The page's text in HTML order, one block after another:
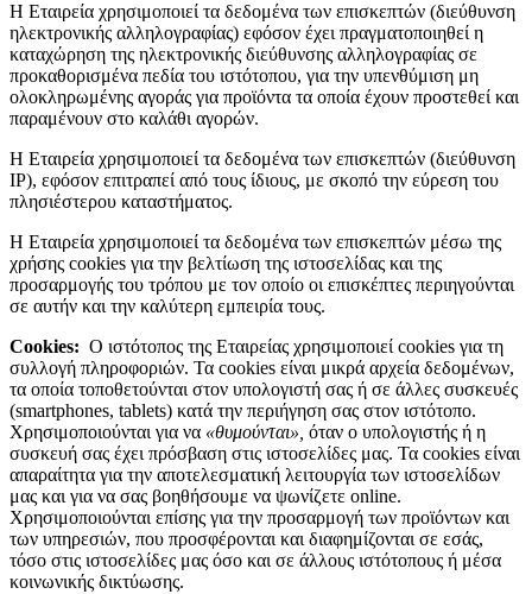
Η Εταιρεία χρησιμοποιεί τα δεδομένα των επισκεπτών (διεύθυνση
ηλεκτρονικής αλληλογραφίας) εφόσον έχει πραγματοποιηθεί η
καταχώρηση της ηλεκτρονικής διεύθυνσης αλληλογραφίας σε
προκαθορισμένα πεδία του ιστότοπου, για την υπενθύμιση μη
ολοκληρωμένης αγοράς για προϊόντα τα οποία έχουν προστεθεί και
παραμένουν στο καλάθι αγορών.
Η Εταιρεία χρησιμοποιεί τα δεδομένα των επισκεπτών (διεύθυνση
IP), εφόσον επιτραπεί από τους ίδιους, με σκοπό την εύρεση του
πλησιέστερου καταστήματος.
Η Εταιρεία χρησιμοποιεί τα δεδομένα των επισκεπτών μέσω της
χρήσης cookies για την βελτίωση της ιστοσελίδας και της
προσαρμογής του τρόπου με τον οποίο οι επισκέπτες περιηγούνται
σε αυτήν και την καλύτερη εμπειρία τους.
Cookies: Ο ιστότοπος της Εταιρείας χρησιμοποιεί cookies για τη
συλλογή πληροφοριών. Τα cookies είναι μικρά αρχεία δεδομένων,
τα οποία τοποθετούνται στον υπολογιστή σας ή σε άλλες συσκευές
(smartphones, tablets) κατά την περιήγηση σας στον ιστότοπο.
Χρησιμοποιούνται για να «θυμούνται», όταν ο υπολογιστής ή η
συσκευή σας έχει πρόσβαση στις ιστοσελίδες μας. Τα cookies είναι
απαραίτητα για την αποτελεσματική λειτουργία των ιστοσελίδων
μας και για να σας βοηθήσουμε να ψωνίζετε online.
Χρησιμοποιούνται επίσης για την προσαρμογή των προϊόντων και
των υπηρεσιών, που προσφέρονται και διαφημίζονται σε εσάς,
τόσο στις ιστοσελίδες μας όσο και σε άλλους ιστότοπους ή μέσα
κοινωνικής δικτύωσης.